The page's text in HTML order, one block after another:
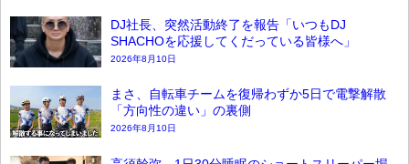
DJ社長、突然活動終了を報告「いつもDJ
SHACHOを応援してくだっている皆様へ」
2026年8月10日
まさ、自転車チームを復帰わずか5日で電撃解散
「方向性の違い」の裏側
2026年8月10日